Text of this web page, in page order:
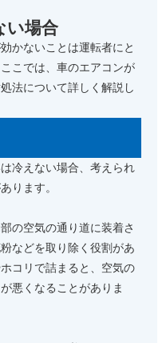
い場合
かないことは運転者にと
こでは、車のエアコンが
法について詳しく解説し
冷えない場合、考えられ
ります。
の空気の通り道に装着さ
などを取り除く役割があ
コリで詰まると、空気の
悪くなることがありま